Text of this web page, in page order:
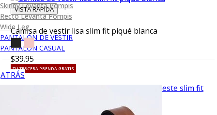
Skinny Levanta Pompis
Recto Levanta Pompis
Wide Leg
PANTALÓN DE VESTIR
PANTALÓN CASUAL
ATRÁS
VISTA RAPIDA
Camisa de vestir lisa slim fit piqué blanca
$39.95
TU TERCERA PRENDA GRATIS